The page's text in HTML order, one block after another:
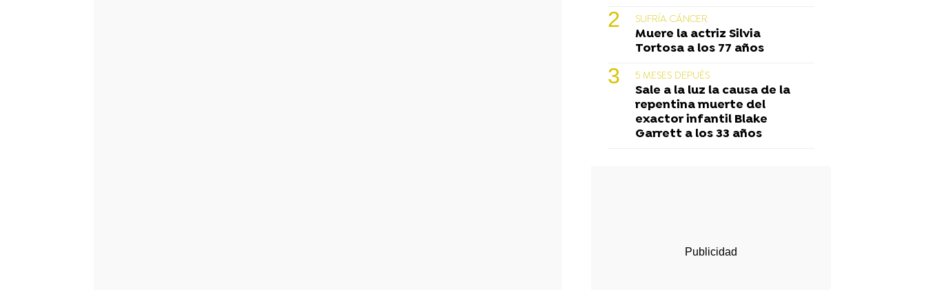
SUFRÍA CÁNCER
Muere la actriz Silvia
Tortosa a los 77 años
5 MESES DEPUÉS
Sale a la luz la causa de la
repentina muerte del
exactor infantil Blake
Garrett a los 33 años